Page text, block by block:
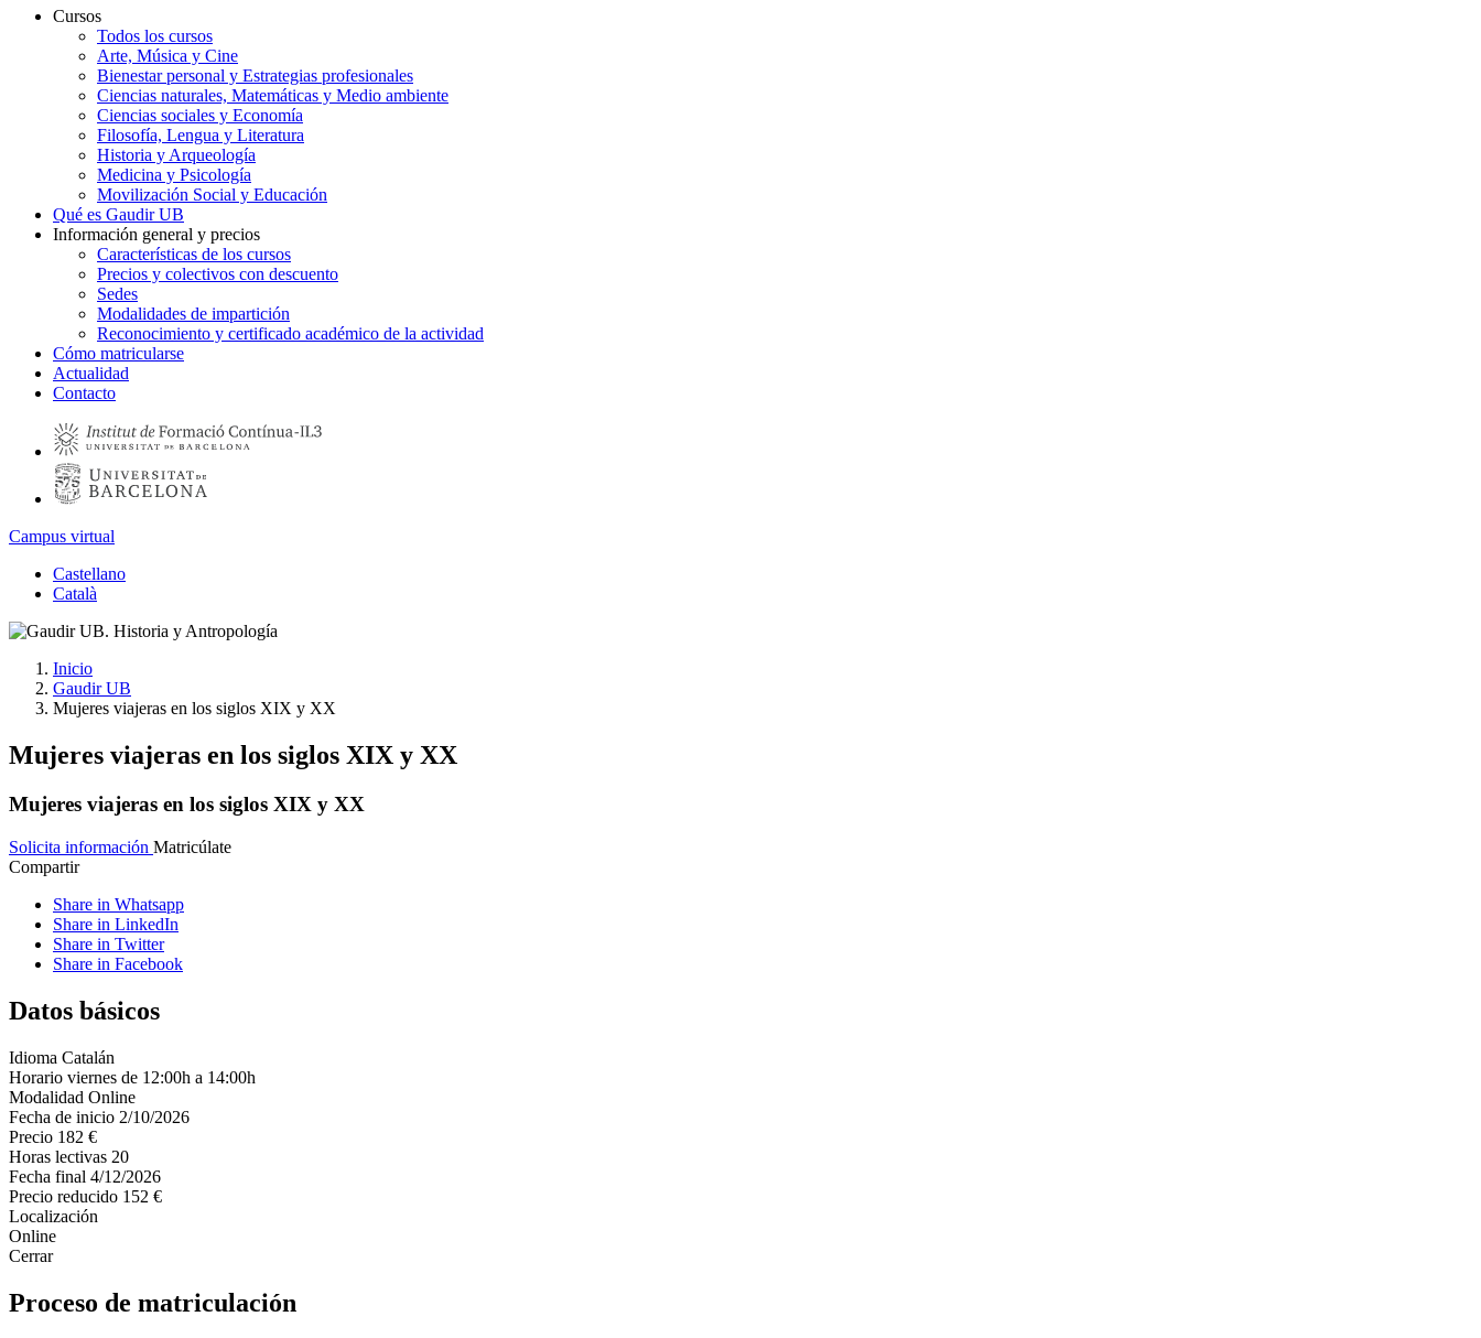
Navegación
principal
Gaudir
Cursos
Todos los cursos
Arte, Música y Cine
Bienestar personal y Estrategias profesionales
Ciencias naturales, Matemáticas y Medio ambiente
Ciencias sociales y Economía
Filosofía, Lengua y Literatura
Historia y Arqueología
Medicina y Psicología
Movilización Social y Educación
Qué es Gaudir UB
Información general y precios
Características de los cursos
Precios y colectivos con descuento
Sedes
Modalidades de impartición
Reconocimiento y certificado académico de la actividad
Cómo matricularse
Actualidad
Contacto
Campus virtual
Castellano
Català
Inicio
Gaudir UB
Mujeres viajeras en los siglos XIX y XX
Mujeres viajeras en los siglos XIX y XX
Mujeres viajeras en los siglos XIX y XX
Solicita información Matricúlate
Compartir
Share in Whatsapp
Share in LinkedIn
Share in Twitter
Share in Facebook
Datos básicos
Idioma Catalán
Horario viernes de 12:00h a 14:00h
Modalidad Online
Fecha de inicio 2/10/2026
Precio 182 €
Horas lectivas 20
Fecha final 4/12/2026
Precio reducido 152 €
Localización
Online
Cerrar
Proceso de matriculación